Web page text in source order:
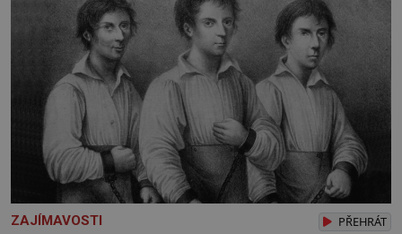
ZAJÍMAVOSTI PŘEHRÁT